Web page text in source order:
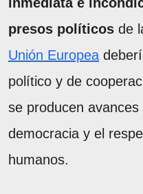
presos políticos de
Unión Europea
político y de
se producen
democracia y el
humanos.